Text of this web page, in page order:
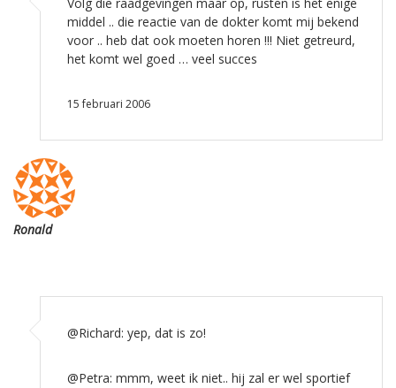
middel .. die reactie van de dokter komt mij bekend
voor .. heb dat ook moeten horen !!! Niet getreurd,
het komt wel goed … veel succes
15 februari 2006
Ronald
@Richard: yep, dat is zo!
@Petra: mmm, weet ik niet.. hij zal er wel sportief